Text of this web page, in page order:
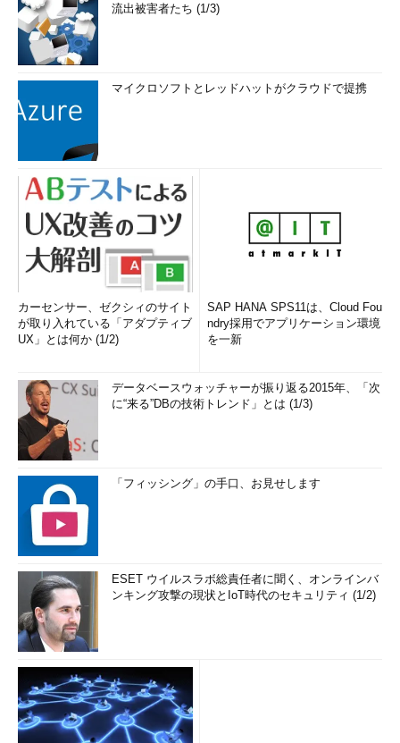
流出被害者たち (1/3)
マイクロソフトとレッドハットがクラウドで提携
カーセンサー、ゼクシィのサイト
が取り入れている「アダプティブ
UX」とは何か (1/2)
SAP HANA SPS11は、Cloud Fou
ndry採用でアプリケーション環境
を一新
データベースウォッチャーが振り返る2015年、「次
に“来る”DBの技術トレンド」とは (1/3)
「フィッシング」の手口、お見せします
ESET ウイルスラボ総責任者に聞く、オンラインバ
ンキング攻撃の現状とIoT時代のセキュリティ (1/2)